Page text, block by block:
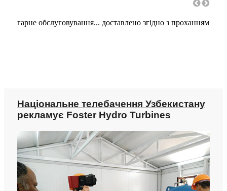
гарне обслуговування... доставлено згідно з проханням
Національне телебачення Узбекистану
рекламує Foster Hydro Turbines